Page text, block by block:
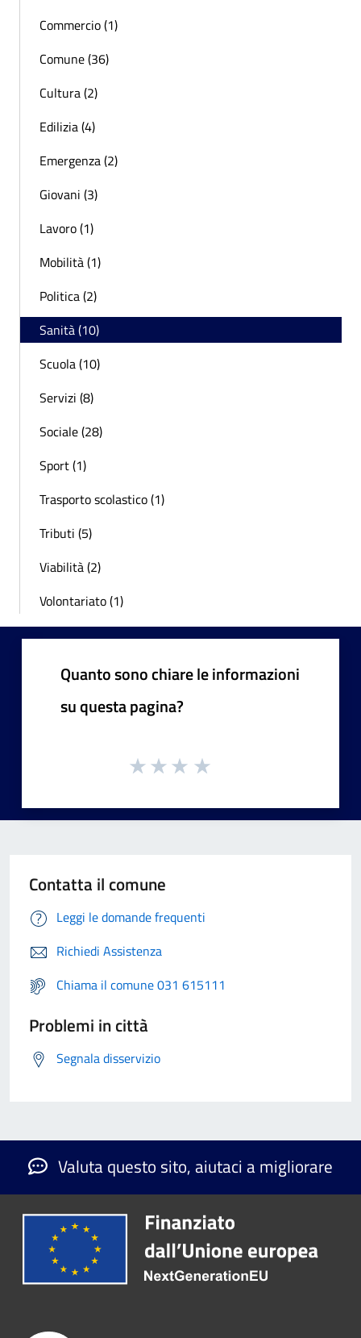
Commercio (1)
Comune (36)
Cultura (2)
Edilizia (4)
Emergenza (2)
Giovani (3)
Lavoro (1)
Mobilità (1)
Politica (2)
Sanità (10)
Scuola (10)
Servizi (8)
Sociale (28)
Sport (1)
Trasporto scolastico (1)
Tributi (5)
Viabilità (2)
Volontariato (1)
Quanto sono chiare le informazioni
su questa pagina?
Contatta il comune
Leggi le domande frequenti
Richiedi Assistenza
Chiama il comune 031 615111
Problemi in città
Segnala disservizio
Valuta questo sito, aiutaci a migliorare